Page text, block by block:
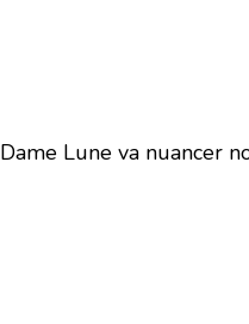
Dame Lune va nuancer